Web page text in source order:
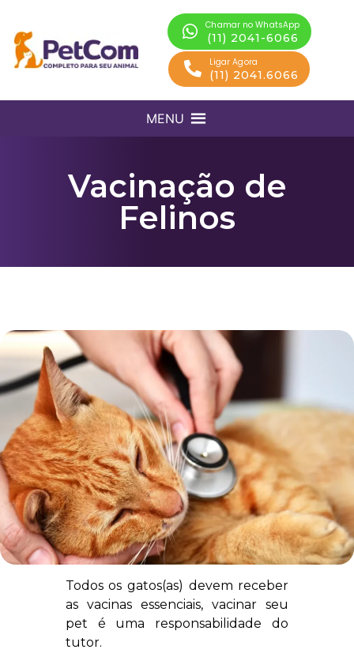
Chamar no WhatsApp
(11) 2041-6066
Ligar Agora
(11) 2041.6066
MENU
Vacinação de
Felinos
Todos os gatos(as) devem receber
as vacinas essenciais, vacinar seu
pet é uma responsabilidade do
tutor.